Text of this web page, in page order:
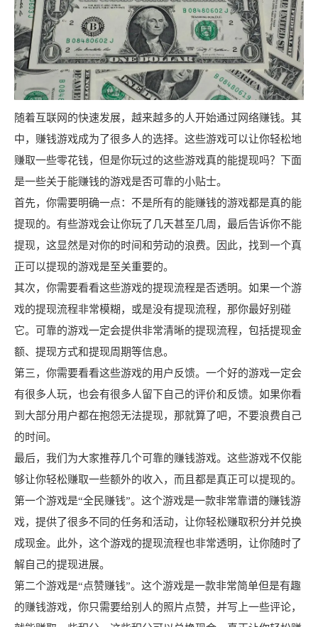
随着互联网的快速发展，越来越多的人开始通过网络赚钱。其
中，赚钱游戏成为了很多人的选择。这些游戏可以让你轻松地
赚取一些零花钱，但是你玩过的这些游戏真的能提现吗？下面
是一些关于能赚钱的游戏是否可靠的小贴士。
首先，你需要明确一点：不是所有的能赚钱的游戏都是真的能
提现的。有些游戏会让你玩了几天甚至几周，最后告诉你不能
提现，这显然是对你的时间和劳动的浪费。因此，找到一个真
正可以提现的游戏是至关重要的。
其次，你需要看看这些游戏的提现流程是否透明。如果一个游
戏的提现流程非常模糊，或是没有提现流程，那你最好别碰
它。可靠的游戏一定会提供非常清晰的提现流程，包括提现金
额、提现方式和提现周期等信息。
第三，你需要看看这些游戏的用户反馈。一个好的游戏一定会
有很多人玩，也会有很多人留下自己的评价和反馈。如果你看
到大部分用户都在抱怨无法提现，那就算了吧，不要浪费自己
的时间。
最后，我们为大家推荐几个可靠的赚钱游戏。这些游戏不仅能
够让你轻松赚取一些额外的收入，而且都是真正可以提现的。
第一个游戏是“全民赚钱”。这个游戏是一款非常靠谱的赚钱游
戏，提供了很多不同的任务和活动，让你轻松赚取积分并兑换
成现金。此外，这个游戏的提现流程也非常透明，让你随时了
解自己的提现进展。
第二个游戏是“点赞赚钱”。这个游戏是一款非常简单但是有趣
的赚钱游戏，你只需要给别人的照片点赞，并写上一些评论，